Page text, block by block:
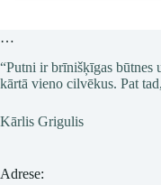
…
“Putni ir brīnišķīgas būtnes
kārtā vieno cilvēkus. Pat
Kārlis Grigulis
Adrese: